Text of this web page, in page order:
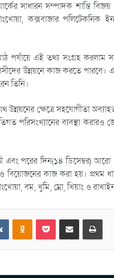
সাধারন সম্পাদক শান্তি
কক্সবাজার পলিটেকনিক
পর্যায়ে এই তথ্য সংগ্রহ
উন্নয়নে কাজ করতে পারবে।
তিনি।
ক্ষেত্রে সহযোগীতা
পরিসংখ্যানের ব্যবস্থা করারও
পরের দিন(১৪ ডিসেম্বর) আরো
কাজ করা হয়। প্রথম
বম, খুমি, ম্রো, খিয়াং ও